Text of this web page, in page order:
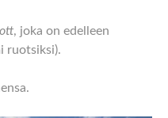
, joka on edelleen
ruotsiksi).